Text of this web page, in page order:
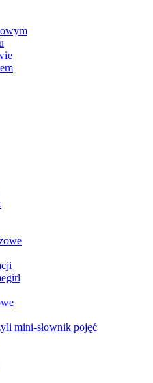
mini-słownik pojęć